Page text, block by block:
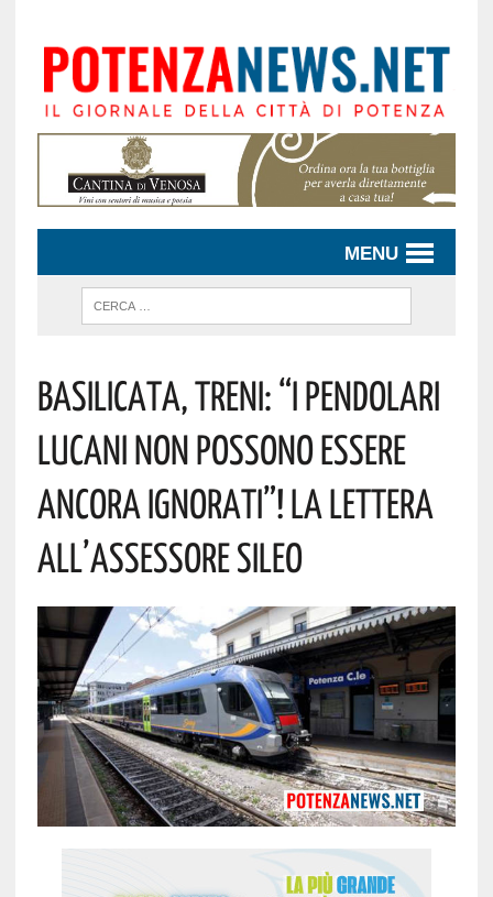
MENU
Basilicata, Treni: “i Pendolari
Lucani Non Possono Essere
Ancora Ignorati”! La Lettera
All’assessore Sileo